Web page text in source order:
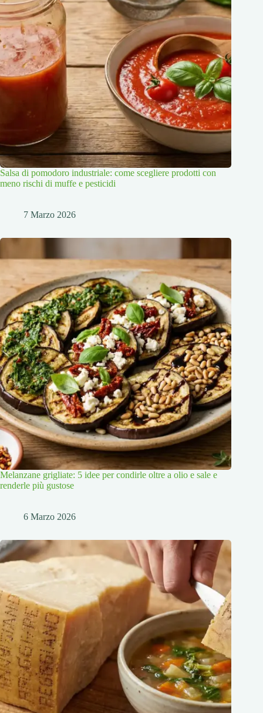
Salsa di pomodoro industriale: come scegliere prodotti con
meno rischi di muffe e pesticidi
7 Marzo 2026
Melanzane grigliate: 5 idee per condirle oltre a olio e sale e
renderle più gustose
6 Marzo 2026